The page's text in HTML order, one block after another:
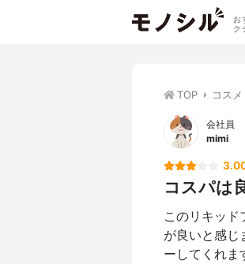
お
ク
TOP コスメ
会社員
mimi
コスパは
このリキッ
が良いと感じ
ーしてくれま